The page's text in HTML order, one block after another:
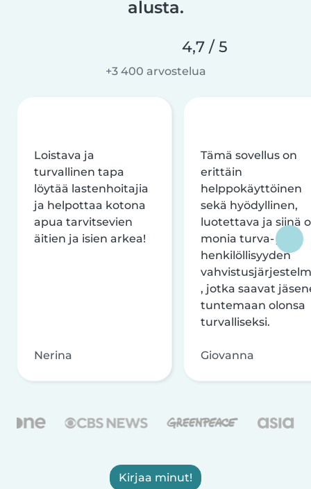
alusta.
4,7 / 5
+3 400 arvostelua
Loistava ja
turvallinen tapa
löytää lastenhoitajia
ja helpottaa kotona
apua tarvitsevien
äitien ja isien arkea!
Nerina
Tämä sovellus on
erittäin
helppokäyttöinen
sekä hyödyllinen,
luotettava ja siinä
monia turva- ja
henkilöllisyyden
, jotka saavat
tuntemaan olonsa
turvalliseksi.
Giovanna
Kirjaa minut!